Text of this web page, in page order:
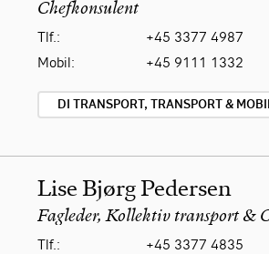
Chefkonsulent
Tlf.:
+45 3377 4987
Mobil:
+45 9111 1332
DI TRANSPORT, TRANSPORT &
Lise Bjørg Pedersen
Fagleder, Kollektiv transport &
Tlf.:
+45 3377 4835